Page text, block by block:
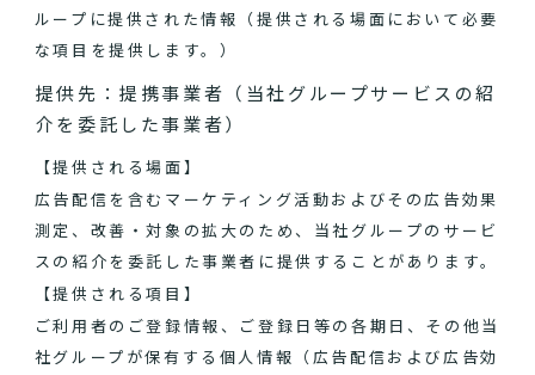
ループに提供された情報（提供される場面において必要
な項目を提供します。）
提供先：提携事業者（当社グループサービスの紹
介を委託した事業者）
【提供される場面】
広告配信を含むマーケティング活動およびその広告効果
測定、改善・対象の拡大のため、当社グループのサービ
スの紹介を委託した事業者に提供することがあります。
【提供される項目】
ご利用者のご登録情報、ご登録日等の各期日、その他当
社グループが保有する個人情報（広告配信および広告効